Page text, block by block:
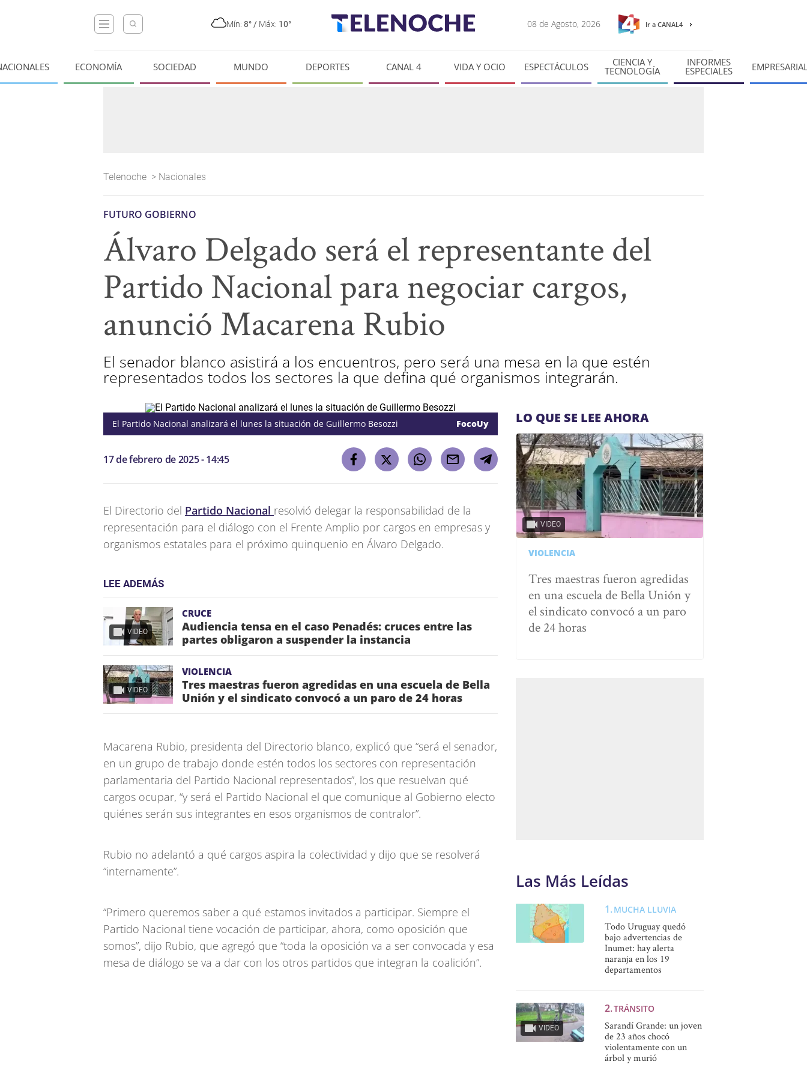
Mín: 8° / Máx: 10° 08 de Agosto, 2026 Ir a CANAL4
ECONOMÍA SOCIEDAD MUNDO DEPORTES CANAL 4 VIDA Y OCIO ESPECTÁCULOS CIENCIA Y
TECNOLOGÍA
INFORMES
ESPECIALES
Telenoche > Nacionales
FUTURO GOBIERNO
Álvaro Delgado será el representante del
Partido Nacional para negociar cargos,
anunció Macarena Rubio
El senador blanco asistirá a los encuentros, pero será una mesa en la que estén
representados todos los sectores la que defina qué organismos integrarán.
El Partido Nacional analizará el lunes la situación de Guillermo Besozzi FocoUy
17 de febrero de 2025 - 14:45
El Directorio del Partido Nacional resolvió delegar la responsabilidad de la
representación para el diálogo con el Frente Amplio por cargos en empresas y
organismos estatales para el próximo quinquenio en Álvaro Delgado.
LEE ADEMÁS
VIDEO
CRUCE
Audiencia tensa en el caso Penadés: cruces entre las
partes obligaron a suspender la instancia
VIDEO
VIOLENCIA
Tres maestras fueron agredidas en una escuela de Bella
Unión y el sindicato convocó a un paro de 24 horas
Macarena Rubio, presidenta del Directorio blanco, explicó que “será el senador,
en un grupo de trabajo donde estén todos los sectores con representación
parlamentaria del Partido Nacional representados”, los que resuelvan qué
cargos ocupar, “y será el Partido Nacional el que comunique al Gobierno electo
quiénes serán sus integrantes en esos organismos de contralor”.
Rubio no adelantó a qué cargos aspira la colectividad y dijo que se resolverá
“internamente”.
“Primero queremos saber a qué estamos invitados a participar. Siempre el
Partido Nacional tiene vocación de participar, ahora, como oposición que
somos”, dijo Rubio, que agregó que “toda la oposición va a ser convocada y esa
mesa de diálogo se va a dar con los otros partidos que integran la coalición”.
LO QUE SE LEE AHORA
VIDEO
VIOLENCIA
Tres maestras fueron agredidas
en una escuela de Bella Unión y
el sindicato convocó a un paro
de 24 horas
Las Más Leídas
MUCHA LLUVIA
Todo Uruguay quedó
bajo advertencias de
Inumet: hay alerta
naranja en los 19
departamentos
VIDEO
TRÁNSITO
Sarandí Grande: un joven
de 23 años chocó
violentamente con un
árbol y murió